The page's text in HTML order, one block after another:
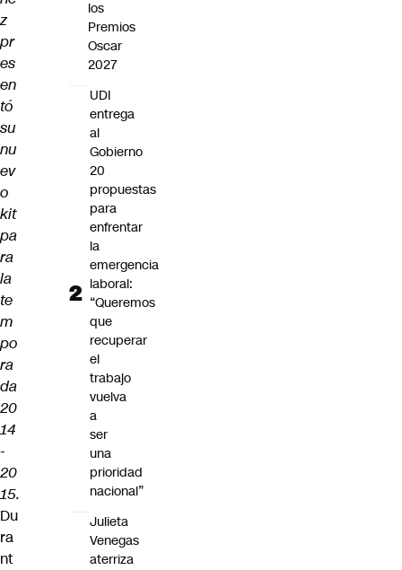
z
pr
es
en
tó
su
nu
ev
o
kit
pa
ra
la
te
m
po
ra
da
20
14
-
20
15.
Du
ra
nt
los
Premios
Oscar
2027
UDI
entrega
al
Gobierno
20
propuestas
para
enfrentar
la
emergencia
laboral:
“Queremos
que
recuperar
el
trabajo
vuelva
a
ser
una
prioridad
nacional”
Julieta
Venegas
aterriza